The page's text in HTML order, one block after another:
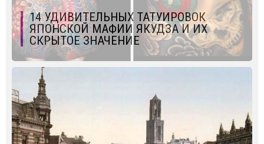
14 УДИВИТЕЛЬНЫХ ТАТУИРОВОК
ЯПОНСКОЙ МАФИИ ЯКУДЗА И ИХ
СКРЫТОЕ ЗНАЧЕНИЕ